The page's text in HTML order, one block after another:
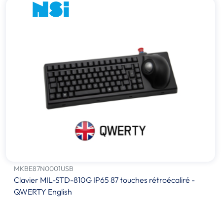
MKBE87N0001USB
Clavier MIL-STD-810G IP65 87 touches rétroécaliré -
QWERTY English